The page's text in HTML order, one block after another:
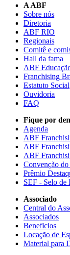
A ABF
Sobre nós
Diretoria
ABF RIO
Regionais
Comitê e
Hall da fama
ABF
Franchising
Estatuto Social
Ouvidoria
FAQ
Fique por
Agenda
ABF
ABF
ABF
Convenção
Prêmio
SEF - Selo de
Associado
Central do
Associados
Beneficios
Locação de
Material para